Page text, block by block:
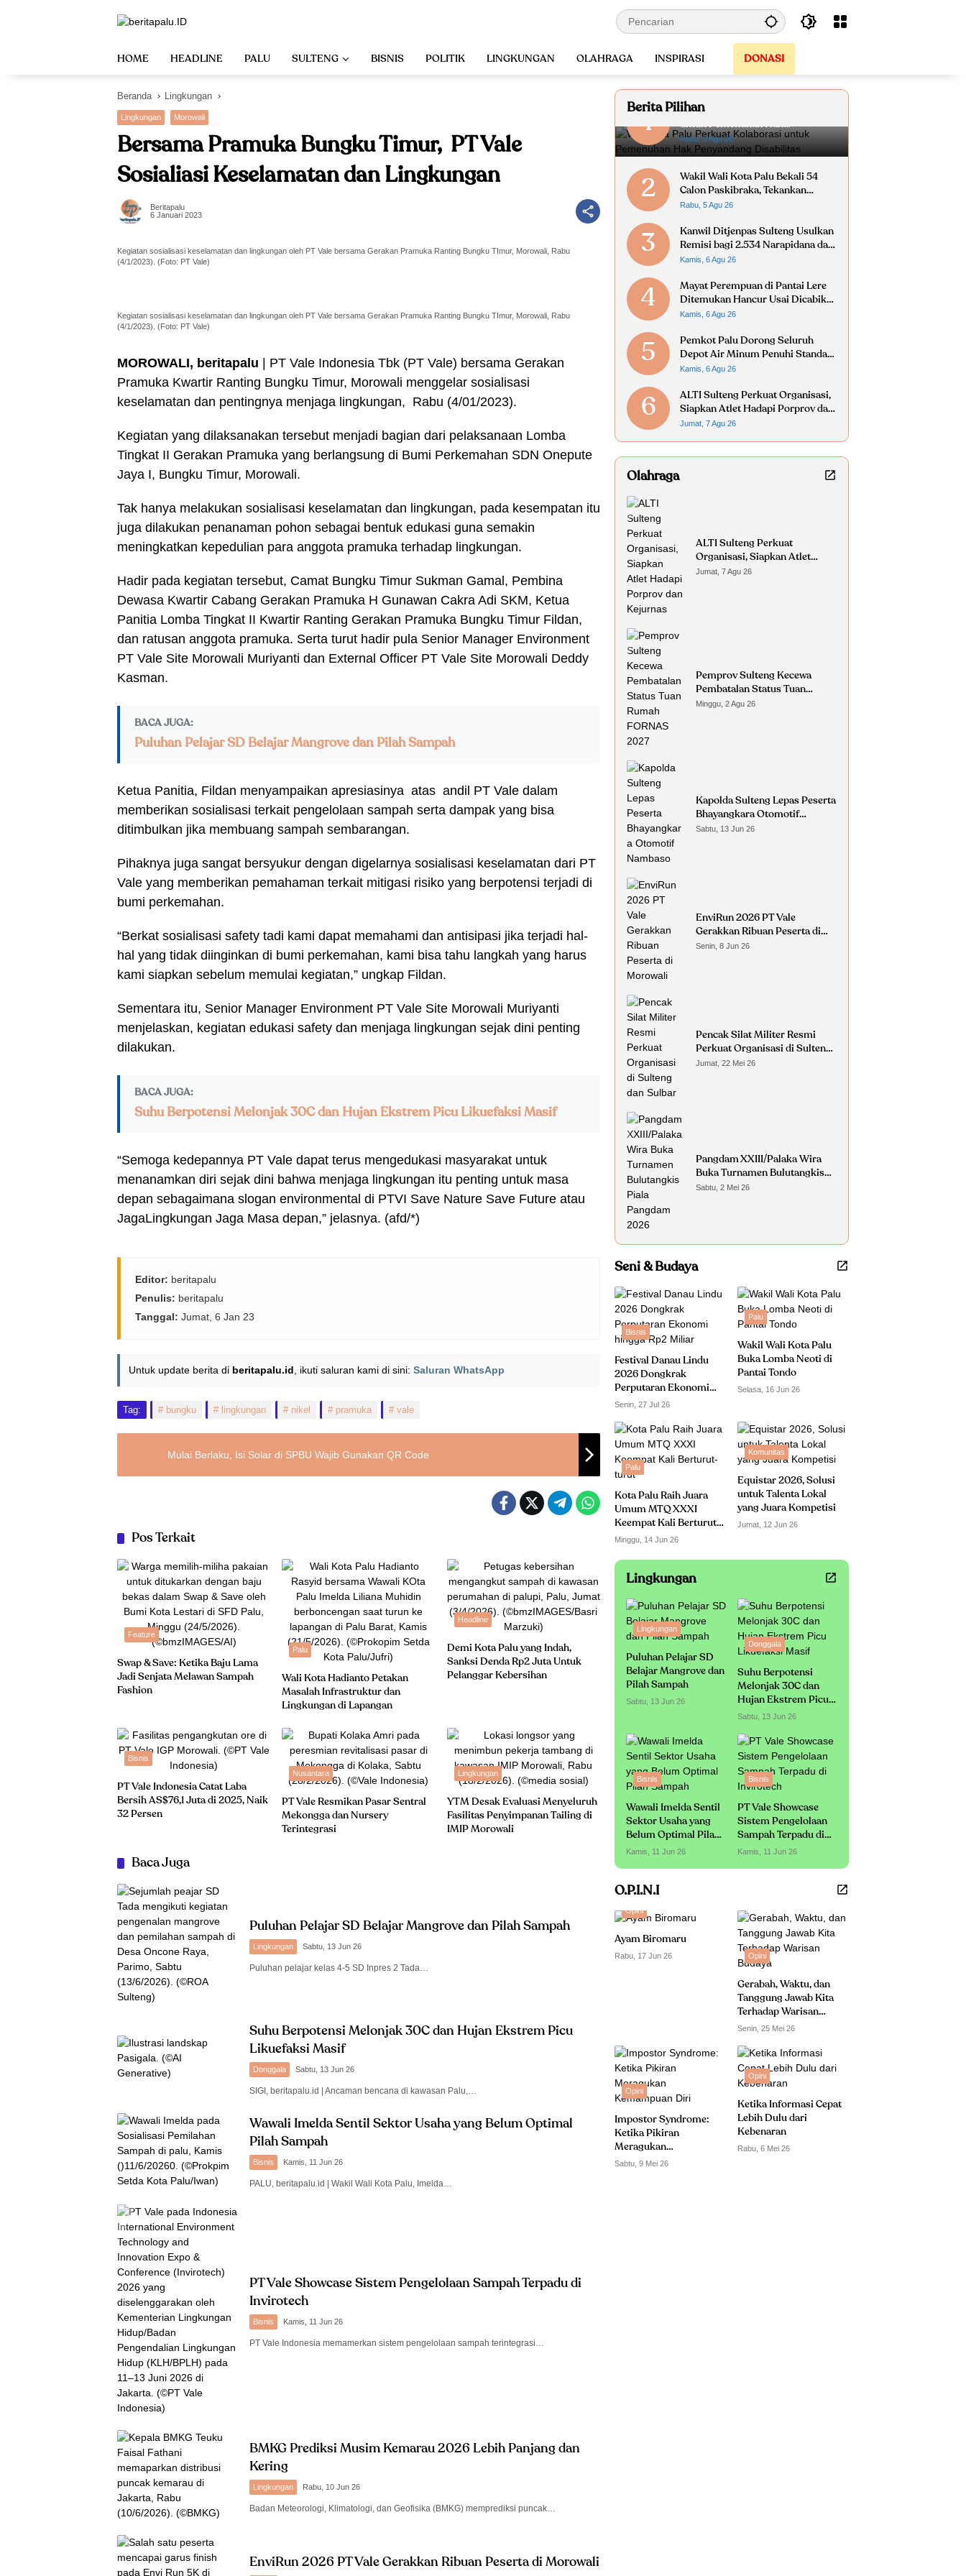
HOME HEADLINE PALU SULTENG BISNIS POLITIK LINGKUNGAN OLAHRAGA INSPIRASI DONASI
Beranda Lingkungan
Lingkungan Morowali
Bersama Pramuka Bungku Timur, PT Vale
Sosialiasi Keselamatan dan Lingkungan
Beritapalu
6 Januari 2023
Kegiatan sosialisasi keselamatan dan lingkungan oleh PT Vale bersama Gerakan Pramuka Ranting Bungku TImur, Morowali, Rabu
(4/1/2023). (Foto: PT Vale)
Kegiatan sosialisasi keselamatan dan lingkungan oleh PT Vale bersama Gerakan Pramuka Ranting Bungku TImur, Morowali, Rabu
(4/1/2023). (Foto: PT Vale)
MOROWALI, beritapalu | PT Vale Indonesia Tbk (PT Vale) bersama Gerakan
Pramuka Kwartir Ranting Bungku Timur, Morowali menggelar sosialisasi
keselamatan dan pentingnya menjaga lingkungan, Rabu (4/01/2023).
Kegiatan yang dilaksanakan tersebut menjadi bagian dari pelaksanaan Lomba
Tingkat II Gerakan Pramuka yang berlangsung di Bumi Perkemahan SDN Onepute
Jaya I, Bungku Timur, Morowali.
Tak hanya melakukan sosialisasi keselamatan dan lingkungan, pada kesempatan itu
juga dilakukan penanaman pohon sebagai bentuk edukasi guna semakin
meningkatkan kepedulian para anggota pramuka terhadap lingkungan.
Hadir pada kegiatan tersebut, Camat Bungku Timur Sukman Gamal, Pembina
Dewasa Kwartir Cabang Gerakan Pramuka H Gunawan Cakra Adi SKM, Ketua
Panitia Lomba Tingkat II Kwartir Ranting Gerakan Pramuka Bungku Timur Fildan,
dan ratusan anggota pramuka. Serta turut hadir pula Senior Manager Environment
PT Vale Site Morowali Muriyanti dan External Officer PT Vale Site Morowali Deddy
Kasman.
BACA JUGA:
Puluhan Pelajar SD Belajar Mangrove dan Pilah Sampah
Ketua Panitia, Fildan menyampaikan apresiasinya atas andil PT Vale dalam
memberikan sosialisasi terkait pengelolaan sampah serta dampak yang bisa
ditimbulkan jika membuang sampah sembarangan.
Pihaknya juga sangat bersyukur dengan digelarnya sosialisasi keselamatan dari PT
Vale yang memberikan pemahaman terkait mitigasi risiko yang berpotensi terjadi di
bumi perkemahan.
“Berkat sosialisasi safety tadi kami dapat memahami dan antisipasi jika terjadi hal-
hal yang tidak diinginkan di bumi perkemahan, kami bisa tahu langkah yang harus
kami siapkan sebelum memulai kegiatan,” ungkap Fildan.
Sementara itu, Senior Manager Environment PT Vale Site Morowali Muriyanti
menjelaskan, kegiatan edukasi safety dan menjaga lingkungan sejak dini penting
dilakukan.
BACA JUGA:
Suhu Berpotensi Melonjak 30C dan Hujan Ekstrem Picu Likuefaksi Masif
“Semoga kedepannya PT Vale dapat terus mengedukasi masyarakat untuk
menanamkan diri sejak dini bahwa menjaga lingkungan itu penting untuk masa
depan sebagaimana slogan environmental di PTVI Save Nature Save Future atau
JagaLingkungan Jaga Masa depan,” jelasnya. (afd/*)
Editor: beritapalu
Penulis: beritapalu
Tanggal: Jumat, 6 Jan 23
Untuk update berita di beritapalu.id , ikuti saluran kami di sini: Saluran WhatsApp
Tag: bungku lingkungan nikel pramuka vale
Mulai Berlaku, Isi Solar di SPBU Wajib Gunakan QR Code
Pos Terkait
Feature
Swap & Save: Ketika Baju Lama
Jadi Senjata Melawan Sampah
Fashion
Palu
Wali Kota Hadianto Petakan
Masalah Infrastruktur dan
Lingkungan di Lapangan
Headline
Demi Kota Palu yang Indah,
Sanksi Denda Rp2 Juta Untuk
Pelanggar Kebersihan
Bisnis
PT Vale Indonesia Catat Laba
Bersih AS$76,1 Juta di 2025, Naik
32 Persen
Nusantara
PT Vale Resmikan Pasar Sentral
Mekongga dan Nursery
Terintegrasi
Lingkungan
YTM Desak Evaluasi Menyeluruh
Fasilitas Penyimpanan Tailing di
IMIP Morowali
Baca Juga
Puluhan Pelajar SD Belajar Mangrove dan Pilah Sampah
Lingkungan Sabtu, 13 Jun 26
Puluhan pelajar kelas 4-5 SD Inpres 2 Tada…
Suhu Berpotensi Melonjak 30C dan Hujan Ekstrem Picu
Likuefaksi Masif
Donggala Sabtu, 13 Jun 26
SIGI, beritapalu.id | Ancaman bencana di kawasan Palu,…
Wawali Imelda Sentil Sektor Usaha yang Belum Optimal
Pilah Sampah
Bisnis Kamis, 11 Jun 26
PALU, beritapalu.id | Wakil Wali Kota Palu, Imelda…
PT Vale Showcase Sistem Pengelolaan Sampah Terpadu di
Invirotech
Bisnis Kamis, 11 Jun 26
PT Vale Indonesia memamerkan sistem pengelolaan sampah terintegrasi…
BMKG Prediksi Musim Kemarau 2026 Lebih Panjang dan
Kering
Lingkungan Rabu, 10 Jun 26
Badan Meteorologi, Klimatologi, dan Geofisika (BMKG) memprediksi puncak…
EnviRun 2026 PT Vale Gerakkan Ribuan Peserta di Morowali
Berita Pilihan
1
Wali Kota Palu Perkuat Kolaborasi
untuk Pemenuhan Hak
Penyandang Disabilitas
Rabu, 5 Agu 26
2
Wakil Wali Kota Palu Bekali 54
Calon Paskibraka, Tekankan
Disiplin dan Nasionalisme
Rabu, 5 Agu 26
3
Kanwil Ditjenpas Sulteng Usulkan
Remisi bagi 2.534 Narapidana dan
Anak Binaan
Kamis, 6 Agu 26
4
Mayat Perempuan di Pantai Lere
Ditemukan Hancur Usai Dicabik
Buaya
Kamis, 6 Agu 26
5
Pemkot Palu Dorong Seluruh
Depot Air Minum Penuhi Standar
Higiene Sanitasi
Kamis, 6 Agu 26
6
ALTI Sulteng Perkuat Organisasi,
Siapkan Atlet Hadapi Porprov dan
Kejurnas
Jumat, 7 Agu 26
Olahraga
ALTI Sulteng Perkuat
Organisasi, Siapkan Atlet
Hadapi Porprov dan Kejurnas
Jumat, 7 Agu 26
Pemprov Sulteng Kecewa
Pembatalan Status Tuan
Rumah FORNAS 2027
Minggu, 2 Agu 26
Kapolda Sulteng Lepas Peserta
Bhayangkara Otomotif
Nambaso
Sabtu, 13 Jun 26
EnviRun 2026 PT Vale
Gerakkan Ribuan Peserta di
Morowali
Senin, 8 Jun 26
Pencak Silat Militer Resmi
Perkuat Organisasi di Sulteng
dan Sulbar
Jumat, 22 Mei 26
Pangdam XXIII/Palaka Wira
Buka Turnamen Bulutangkis
Piala Pangdam 2026
Sabtu, 2 Mei 26
Seni & Budaya
Bisnis
Festival Danau Lindu
2026 Dongkrak
Perputaran Ekonomi
hingga Rp2 Miliar
Senin, 27 Jul 26
Palu
Wakil Wali Kota Palu
Buka Lomba Neoti di
Pantai Tondo
Selasa, 16 Jun 26
Palu
Kota Palu Raih Juara
Umum MTQ XXXI
Keempat Kali Berturut-
turut
Minggu, 14 Jun 26
Komunitas
Equistar 2026, Solusi
untuk Talenta Lokal
yang Juara Kompetisi
Jumat, 12 Jun 26
Lingkungan
Lingkungan
Puluhan Pelajar SD
Belajar Mangrove dan
Pilah Sampah
Sabtu, 13 Jun 26
Donggala
Suhu Berpotensi
Melonjak 30C dan
Hujan Ekstrem Picu
Likuefaksi Masif
Sabtu, 13 Jun 26
Bisnis
Wawali Imelda Sentil
Sektor Usaha yang
Belum Optimal Pilah
Sampah
Kamis, 11 Jun 26
Bisnis
PT Vale Showcase
Sistem Pengelolaan
Sampah Terpadu di
Invirotech
Kamis, 11 Jun 26
O.P.I.N.I
Opini
Ayam Biromaru
Rabu, 17 Jun 26 Opini
Gerabah, Waktu, dan
Tanggung Jawab Kita
Terhadap Warisan
Budaya
Senin, 25 Mei 26
Opini
Impostor Syndrome:
Ketika Pikiran
Meragukan
Kemampuan Diri
Sabtu, 9 Mei 26
Opini
Ketika Informasi Cepat
Lebih Dulu dari
Kebenaran
Rabu, 6 Mei 26